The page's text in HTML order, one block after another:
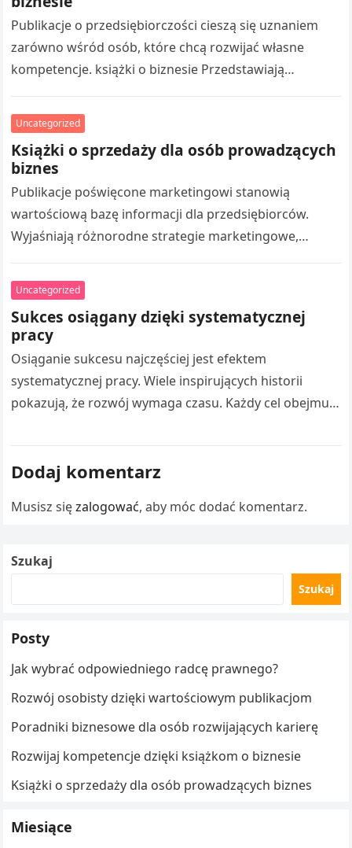
Publikacje o przedsiębiorczości cieszą się uznaniem
zarówno wśród osób, które chcą rozwijać własne
kompetencje. książki o biznesie Przedstawiają
organizacją pracy oraz osiąganiem…
Uncategorized
Książki o sprzedaży dla osób prowadzących
biznes
Publikacje poświęcone marketingowi stanowią
wartościową bazę informacji dla przedsiębiorców.
Wyjaśniają różnorodne strategie marketingowe,
pozyskiwaniem klientów. Czytanie takich publikacji
umożliwia rozszerzaniu wiedzy z…
Uncategorized
Sukces osiągany dzięki systematycznej
pracy
Osiąganie sukcesu najczęściej jest efektem
systematycznej pracy. Wiele inspirujących historii
pokazują, że rozwój wymaga czasu. Każdy cel obejmuje
Dodaj komentarz
Musisz sięzalogować, aby móc dodać komentarz.
Szukaj
Szukaj
Posty
Jak wybrać odpowiedniego radcę prawnego?
Rozwój osobisty dzięki wartościowym publikacjom
Poradniki biznesowe dla osób rozwijających karierę
Rozwijaj kompetencje dzięki książkom o biznesie
Książki o sprzedaży dla osób prowadzących biznes
Miesiące